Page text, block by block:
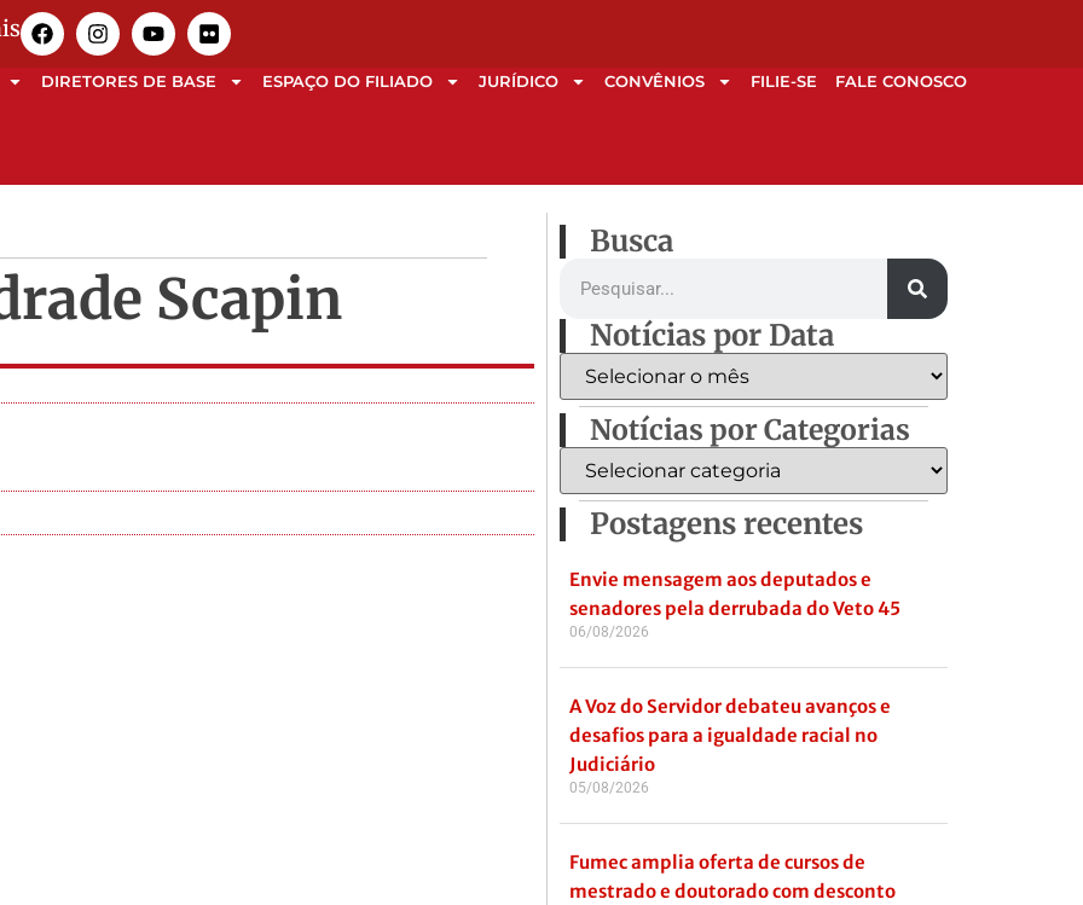
DIRETORES DE BASE ESPAÇO DO FILIADO JURÍDICO CONVÊNIOS FILIE-SE FALE CONOSCO
Scapin
Busca
Notícias por Data
Notícias por Categorias
Postagens recentes
Envie mensagem aos deputados e
senadores pela derrubada do Veto 45
06/08/2026
A Voz do Servidor debateu avanços e
desafios para a igualdade racial no
Judiciário
05/08/2026
Fumec amplia oferta de cursos de
mestrado e doutorado com desconto